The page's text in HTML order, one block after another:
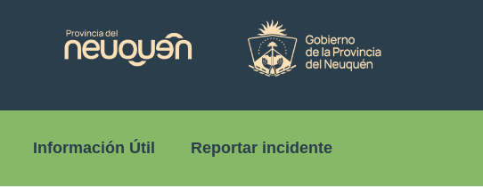
Información Útil Reportar incidente